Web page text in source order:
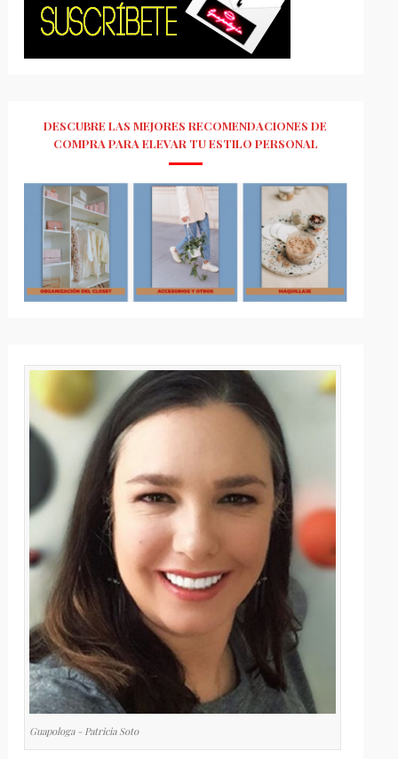
DESCUBRE LAS MEJORES RECOMENDACIONES DE
COMPRA PARA ELEVAR TU ESTILO PERSONAL
Guapologa - Patricia Soto